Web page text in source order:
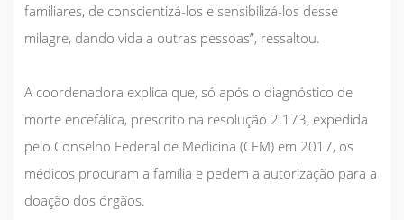
familiares, de conscientizá-los e sensibilizá-los desse
milagre, dando vida a outras pessoas”, ressaltou.
A coordenadora explica que, só após o diagnóstico de
morte encefálica, prescrito na resolução 2.173, expedida
pelo Conselho Federal de Medicina (CFM) em 2017, os
médicos procuram a família e pedem a autorização para a
doação dos órgãos.